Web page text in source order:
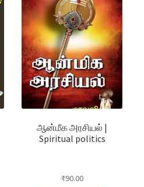
ஆன்மீக அரசியல் |
Spiritual politics
₹90.00